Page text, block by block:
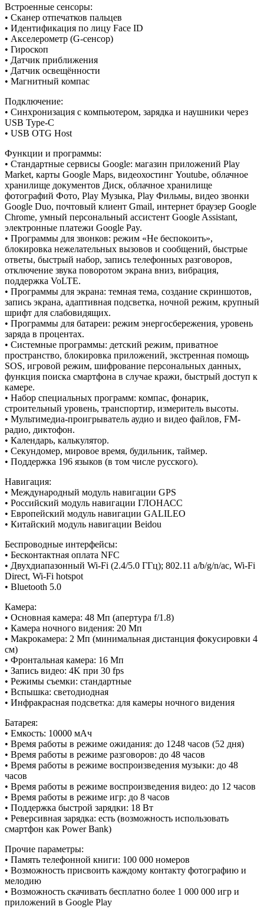
Встроенные сенсоры:
• Сканер отпечатков пальцев
• Идентификация по лицу Face ID
• Акселерометр (G-сенсор)
• Гироскоп
• Датчик приближения
• Датчик освещённости
• Магнитный компас
Подключение:
• Синхронизация с компьютером, зарядка и наушники через
USB Type-C
• USB OTG Host
Функции и программы:
• Стандартные сервисы Google: магазин приложений Play
Market, карты Google Maps, видеохостинг Youtube, облачное
хранилище документов Диск, облачное хранилище
фотографий Фото, Play Музыка, Play Фильмы, видео звонки
Google Duo, почтовый клиент Gmail, интернет браузер Google
Chrome, умный персональный ассистент Google Assistant,
электронные платежи Google Pay.
• Программы для звонков: режим «Не беспокоить»,
блокировка нежелательных вызовов и сообщений, быстрые
ответы, быстрый набор, запись телефонных разговоров,
отключение звука поворотом экрана вниз, вибрация,
поддержка VoLTE.
• Программы для экрана: темная тема, создание скриншотов,
запись экрана, адаптивная подсветка, ночной режим, крупный
шрифт для слабовидящих.
• Программы для батареи: режим энергосбережения, уровень
заряда в процентах.
• Системные программы: детский режим, приватное
пространство, блокировка приложений, экстренная помощь
SOS, игровой режим, шифрование персональных данных,
функция поиска смартфона в случае кражи, быстрый доступ к
камере.
• Набор специальных программ: компас, фонарик,
строительный уровень, транспортир, измеритель высоты.
• Мультимедиа-проигрыватель аудио и видео файлов, FM-
радио, диктофон.
• Календарь, калькулятор.
• Секундомер, мировое время, будильник, таймер.
• Поддержка 196 языков (в том числе русского).
Навигация:
• Международный модуль навигации GPS
• Российский модуль навигации ГЛОНАСС
• Европейский модуль навигации GALILEO
• Китайский модуль навигации Beidou
Беспроводные интерфейсы:
• Бесконтактная оплата NFC
• Двухдиапазонный Wi-Fi (2.4/5.0 ГГц); 802.11 a/b/g/n/ac, Wi-Fi
Direct, Wi-Fi hotspot
• Bluetooth 5.0
Камера:
• Основная камера: 48 Мп (апертура f/1.8)
• Камера ночного видения: 20 Мп
• Макрокамера: 2 Мп (минимальная дистанция фокусировки 4
см)
• Фронтальная камера: 16 Мп
• Запись видео: 4K при 30 fps
• Режимы съемки: стандартные
• Вспышка: светодиодная
• Инфракрасная подсветка: для камеры ночного видения
Батарея:
• Емкость: 10000 мАч
• Время работы в режиме ожидания: до 1248 часов (52 дня)
• Время работы в режиме разговоров: до 48 часов
• Время работы в режиме воспроизведения музыки: до 48
часов
• Время работы в режиме воспроизведения видео: до 12 часов
• Время работы в режиме игр: до 8 часов
• Поддержка быстрой зарядки: 18 Вт
• Реверсивная зарядка: есть (возможность использовать
смартфон как Power Bank)
Прочие параметры:
• Память телефонной книги: 100 000 номеров
• Возможность присвоить каждому контакту фотографию и
мелодию
• Возможность скачивать бесплатно более 1 000 000 игр и
приложений в Google Play